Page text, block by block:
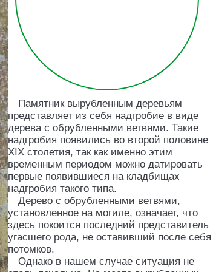
Памятник вырубленным деревьям
представляет из себя надгробие в виде
дерева с обрубленными ветвями. Такие
надгробия появились во второй половине
XIX столетия, так как именно этим
временным периодом можно датировать
первые появившиеся на кладбищах
надгробия такого типа.
Дерево с обрубленными ветвями,
установленное на могиле, означает, что
здесь покоится последний представитель
угасшего рода, не оставивший после себя
потомков.
Однако в нашем случае ситуация не